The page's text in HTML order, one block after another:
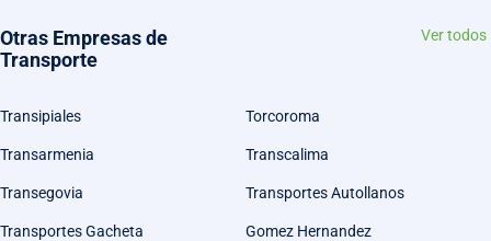
Otras Empresas de
Transporte
Ver todos
Transipiales Torcoroma
Transarmenia Transcalima
Transegovia Transportes Autollanos
Transportes Gacheta Gomez Hernandez